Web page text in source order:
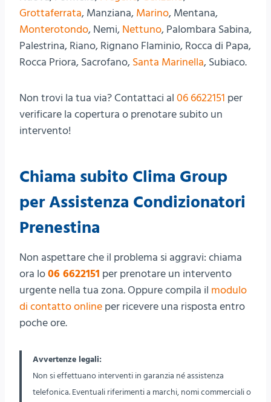
Grottaferrata, Manziana, Marino, Mentana,
Monterotondo, Nemi, Nettuno, Palombara Sabina,
Palestrina, Riano, Rignano Flaminio, Rocca di Papa,
Rocca Priora, Sacrofano, Santa Marinella, Subiaco.
Non trovi la tua via? Contattaci al 06 6622151 per
verificare la copertura o prenotare subito un
intervento!
Chiama subito Clima Group
per Assistenza Condizionatori
Prenestina
Non aspettare che il problema si aggravi: chiama
ora lo06 6622151 per prenotare un intervento
urgente nella tua zona. Oppure compila il modulo
di contatto online per ricevere una risposta entro
poche ore.
Avvertenze legali:
Non si effettuano interventi in garanzia né assistenza
telefonica. Eventuali riferimenti a marchi, nomi commerciali o